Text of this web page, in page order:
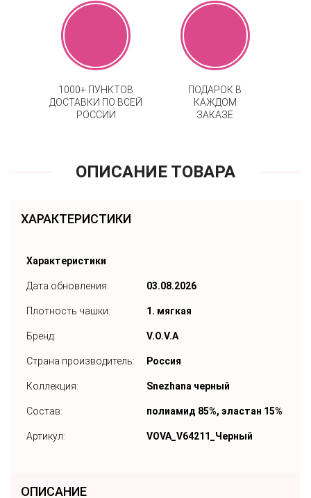
1000+ ПУНКТОВ
ДОСТАВКИ ПО ВСЕЙ
РОССИИ
ПОДАРОК В
КАЖДОМ
ЗАКАЗЕ
ОПИСАНИЕ ТОВАРА
ХАРАКТЕРИСТИКИ
Характеристики
Дата обновления: 03.08.2026
Плотность чашки: 1. мягкая
Бренд: V.O.V.A
Страна производитель: Россия
Коллекция: Snezhana черный
Состав: полиамид 85%, эластан 15%
Артикул: VOVA_V64211_Черный
ОПИСАНИЕ